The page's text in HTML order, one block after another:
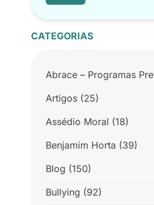
CATEGORIAS
Abrace – Programas
Artigos(25)
Assédio Moral (18)
Benjamim Horta (39)
Blog (150)
Bullying (92)